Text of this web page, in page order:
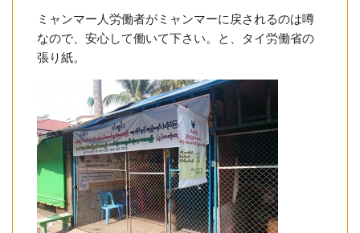
ミャンマー人労働者がミャンマーに戻されるのは噂
なので、安心して働いて下さい。と、タイ労働省の
張り紙。